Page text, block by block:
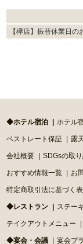
【欅店】振替休業日の
◆ホテル宿泊 ホテル
ベストレート保証 露
会社概要 SDGsの取
おすすめ情報一覧 お
特定商取引法に基づく
◆レストラン ステー
テイクアウトメニュー
◆宴会・会議 宴会プ